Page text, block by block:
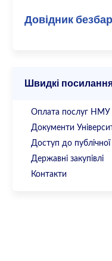
Довідник
Швидкі
Оплата послуг НМУ
Документи
Доступ до публічної
Державні закупівлі
Контакти